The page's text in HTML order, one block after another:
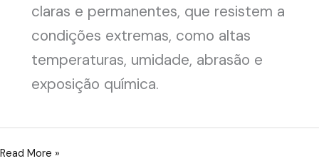
claras e permanentes, que resistem a
condições extremas, como altas
temperaturas, umidade, abrasão e
exposição química.
Soluções
Read More »